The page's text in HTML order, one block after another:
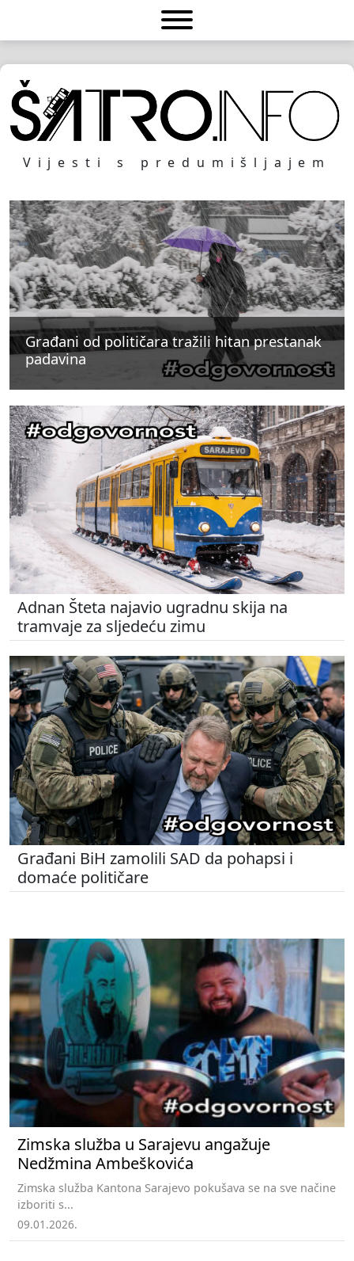
Vijesti s predumišljajem
Građani od političara tražili hitan prestanak
padavina
Građani od političara tražili hitan prestanak
padavina
Građani od političara tražili hitan prestanak
padavina
Adnan Šteta najavio ugradnu skija na
tramvaje za sljedeću zimu
Građani BiH zamolili SAD da pohapsi i
domaće političare
Zimska služba u Sarajevu angažuje
Nedžmina Ambeškovića
Zimska služba Kantona Sarajevo pokušava se na sve načine
izboriti s...
09.01.2026.